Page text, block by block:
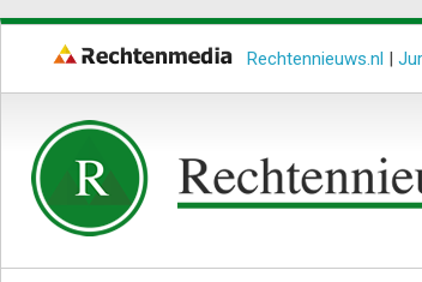
Rechtennieuws.nl |